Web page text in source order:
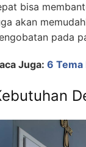
bisa
akan
pada
Juga: 6